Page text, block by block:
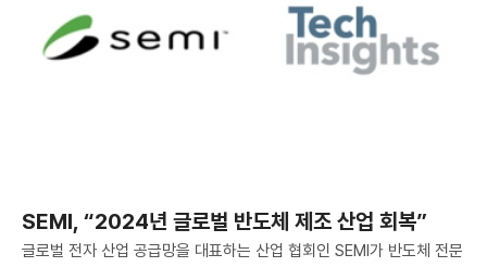
SEMI, “2024년 글로벌 반도체 제조 산업 회복”
글로벌 전자 산업 공급망을 대표하는 산업 협회인 SEMI가 반도체 전문